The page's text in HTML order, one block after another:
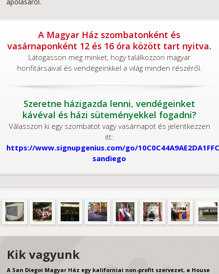
A Magyar Ház szombatonként és
vasárnaponként 12 és 16 óra között tart nyitva.
Látogasson meg minket, hogy találkozzon magyar
honfitársaival és vendégeinkkel a világ minden részéről.
Szeretne házigazda lenni, vendégeinket
kávéval és házi süteményekkel fogadni?
Válasszon ki egy szombatot vagy vasárnapot és jelentkezzen
itt:
https://www.signupgenius.com/go/
sandiego
Kik vagyunk
A San Diegoi Magyar Ház egy kaliforniai non-profit szervezet, a House